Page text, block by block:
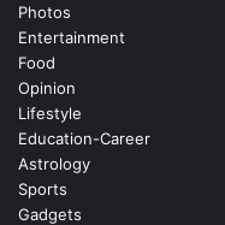
Photos
Entertainment
Food
Opinion
Lifestyle
Education-Career
Astrology
Sports
Gadgets